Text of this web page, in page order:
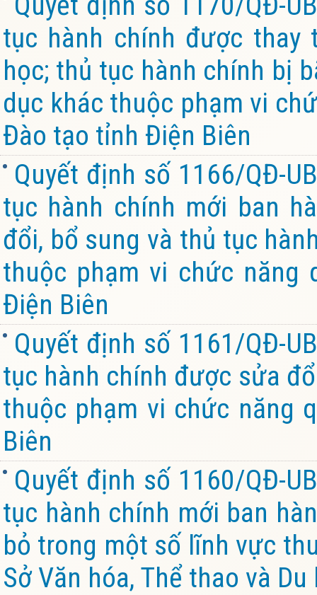
tục hành chính được thay
học; thủ tục hành chính bị
dục khác thuộc phạm vi
Đào tạo tỉnh Điện Biên
Quyết định số 1166/QĐ-
tục hành chính mới ban
đổi, bổ sung và thủ tục
thuộc phạm vi chức năng
Điện Biên
Quyết định số 1161/QĐ-
tục hành chính được sửa
thuộc phạm vi chức năng
Biên
Quyết định số 1160/QĐ-
tục hành chính mới ban
bỏ trong một số lĩnh vực
Sở Văn hóa, Thể thao và